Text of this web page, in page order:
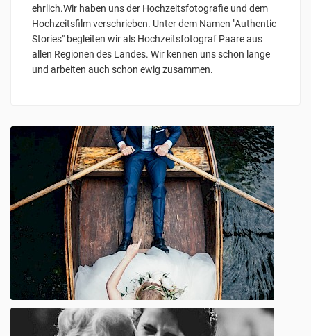
ehrlich.Wir haben uns der Hochzeitsfotografie und dem
Hochzeitsfilm verschrieben. Unter dem Namen "Authentic
Stories" begleiten wir als Hochzeitsfotograf Paare aus
allen Regionen des Landes. Wir kennen uns schon lange
und arbeiten auch schon ewig zusammen.